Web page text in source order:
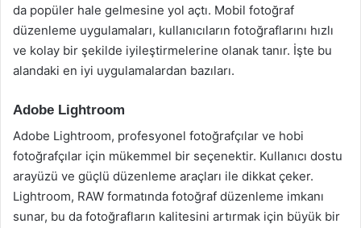
da popüler hale gelmesine yol açtı. Mobil fotoğraf
düzenleme uygulamaları, kullanıcıların fotoğraflarını hızlı
ve kolay bir şekilde iyileştirmelerine olanak tanır. İşte bu
alandaki en iyi uygulamalardan bazıları.
Adobe Lightroom
Adobe Lightroom, profesyonel fotoğrafçılar ve hobi
fotoğrafçılar için mükemmel bir seçenektir. Kullanıcı dostu
arayüzü ve güçlü düzenleme araçları ile dikkat çeker.
Lightroom, RAW formatında fotoğraf düzenleme imkanı
sunar, bu da fotoğrafların kalitesini artırmak için büyük bir